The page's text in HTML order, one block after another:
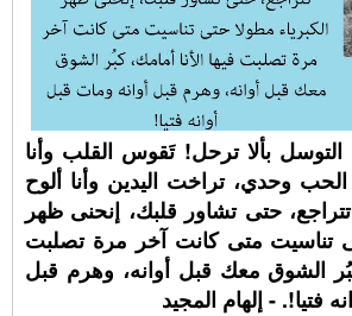
التوسل بألا ترحل! تَقوس القلب وأنا
وحدي، تراخت اليدين وأنا ألوح
حتى تشاور قلبك، إنحنى ظهر
تناسيت متى كانت آخر مرة تصلبت
كبُر الشوق معك قبل أوانه، وهرم قبل
فتيا!. - إلهام المجيد